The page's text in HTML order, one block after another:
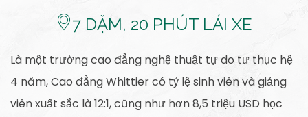
​7 DẶM, 20 PHÚT LÁI XE
Là một trường cao đẳng nghệ thuật tự do tư thục hệ
4 năm, Cao đẳng Whittier có tỷ lệ sinh viên và giảng
viên xuất sắc là 12:1, cũng như hơn 8,5 triệu USD học